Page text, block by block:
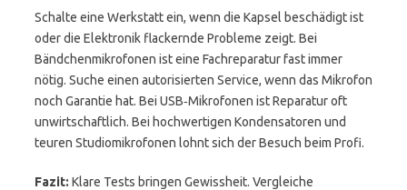
Schalte eine Werkstatt ein, wenn die Kapsel beschädigt ist
oder die Elektronik flackernde Probleme zeigt. Bei
Bändchenmikrofonen ist eine Fachreparatur fast immer
nötig. Suche einen autorisierten Service, wenn das Mikrofon
noch Garantie hat. Bei USB‑Mikrofonen ist Reparatur oft
unwirtschaftlich. Bei hochwertigen Kondensatoren und
teuren Studiomikrofonen lohnt sich der Besuch beim Profi.
Fazit: Klare Tests bringen Gewissheit. Vergleiche